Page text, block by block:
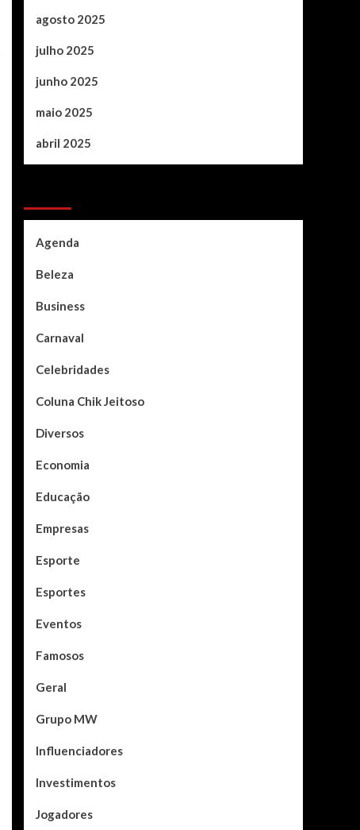
agosto 2025
julho 2025
junho 2025
maio 2025
abril 2025
Agenda
Beleza
Business
Carnaval
Celebridades
Coluna Chik Jeitoso
Diversos
Economia
Educação
Empresas
Esporte
Esportes
Eventos
Famosos
Geral
Grupo MW
Influenciadores
Investimentos
Jogadores